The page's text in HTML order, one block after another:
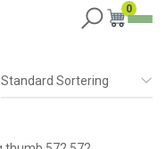
0
Standard Sortering